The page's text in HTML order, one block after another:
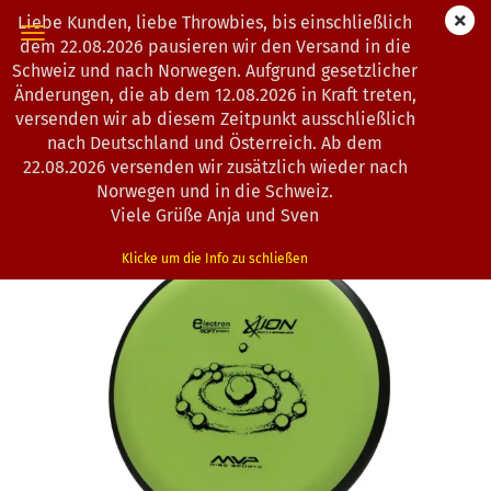
Liebe Kunden, liebe Throwbies, bis einschließlich
dem 22.08.2026 pausieren wir den Versand in die
Schweiz und nach Norwegen. Aufgrund gesetzlicher
Änderungen, die ab dem 12.08.2026 in Kraft treten,
versenden wir ab diesem Zeitpunkt ausschließlich
nach Deutschland und Österreich. Ab dem
22.08.2026 versenden wir zusätzlich wieder nach
Norwegen und in die Schweiz.
Viele Grüße Anja und Sven
Klicke um die Info zu schließen
« Erster « zurück weiter »
Letzter »
Artikel in dieser Kategorie
MVP Disc Sports | Ion | Electron Soft | CS
0101092 )